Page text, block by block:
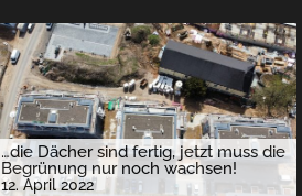
…die Dächer sind fertig, jetzt muss die
Begrünung nur noch wachsen!
12. April 2022